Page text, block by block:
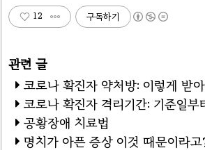
12 구독하기
코로나 확진자 약처방: 이렇게 받
코로나 확진자 격리기간: 기준일부터 해
공황장애 치료법
명치가 아픈 증상 이것 때문이라고